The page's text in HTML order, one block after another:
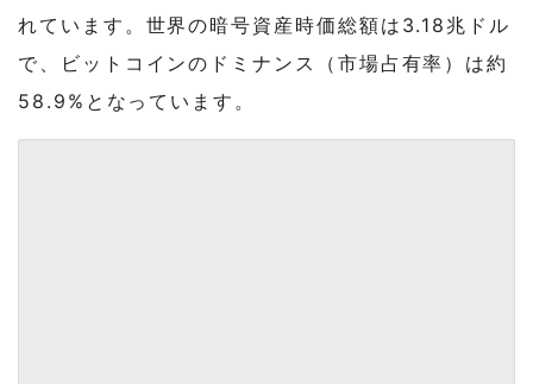
れています。世界の暗号資産時価総額は3.18兆ドル
で、ビットコインのドミナンス（市場占有率）は約
58.9%となっています。